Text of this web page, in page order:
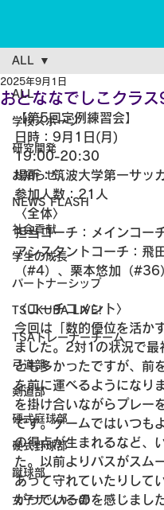
ALL
学校スポーツ
研究開発
お知らせ
NEWS FLASH
社会貢献
学生の成長
パートナーシップ
TSUKUBA LIVE!
TSAトレーナーチーム
弓道部
剣道部
硬式庭球部
硬式野球部
蹴球部
女子サッカー部
ALL
おとななでしこクラ
2025年9月1日
【第5回定例練習会】
日時：9月1日(月)
19:00-20:30
場所：筑波大学第一サッ
参加人数：21人
〈全体〉
担当コーチ：メインコー
アシスタントコーチ：飛
（#4）、栗本悠加（#36
〈コーチコメント〉
今回は「数的優位を活か
ました。2対1の状況で最
とも多かったですが、前
を前に運べるようになり
を掛け合いながらプレー
です。ゲームではいつも
の得点が生まれるなど、
た。以前よりパスがスム
あって守れていたりして
がっているのを感じまし